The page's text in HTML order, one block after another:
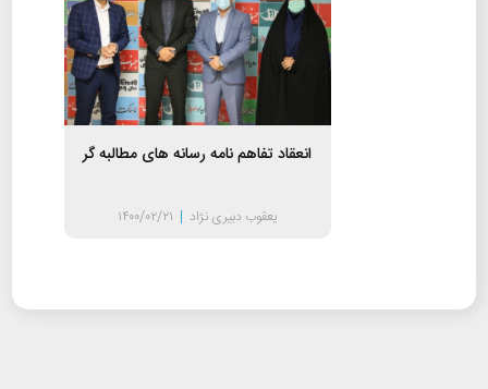
انعقاد تفاهم نامه رسانه های مطالبه گر
یعقوب دبیری نژاد |